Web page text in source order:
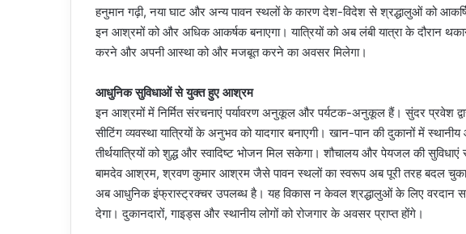
हनुमान गढ़ी, नया घाट और अन्य पावन स्थलों के कारण देश-विदेश से श्रद्धालुओं को
इन आश्रमों को और अधिक आकर्षक बनाएगा। यात्रियों को अब लंबी यात्रा के दौरान
करने और अपनी आस्था को और मजबूत करने का अवसर मिलेगा।
आधुनिक सुविधाओं से युक्त हुए आश्रम
इन आश्रमों में निर्मित संरचनाएं पर्यावरण अनुकूल और पर्यटक-अनुकूल हैं। सुंदर प्रवेश
सीटिंग व्यवस्था यात्रियों के अनुभव को यादगार बनाएगी। खान-पान की दुकानों में
तीर्थयात्रियों को शुद्ध और स्वादिष्ट भोजन मिल सकेगा। शौचालय और पेयजल की सुविधाएं
बामदेव आश्रम, श्रवण कुमार आश्रम जैसे पावन स्थलों का स्वरूप अब पूरी तरह बदल चुका
अब आधुनिक इंफ्रास्ट्रक्चर उपलब्ध है। यह विकास न केवल श्रद्धालुओं के लिए वरदान
देगा। दुकानदारों, गाइड्स और स्थानीय लोगों को रोजगार के अवसर प्राप्त होंगे।